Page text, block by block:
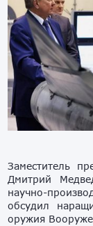
Заместитель
Дмитрий
научно-
обсудил
оружия